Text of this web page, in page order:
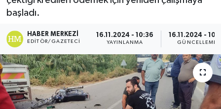
başladı.
HABER MERKEZI
EDITÖR/GAZETECI
16.11.2024 - 10:36
YAYINLANMA
16.11.2024 -
GÜNCELLEME
Kültür - Sanat
Lider Haber TV Canlı Yayın izle